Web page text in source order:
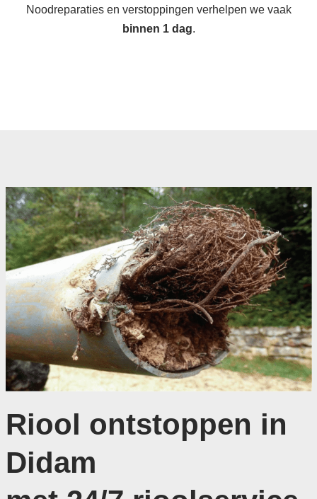
Noodreparaties en verstoppingen verhelpen we vaak
binnen 1 dag.
Riool ontstoppen in
Didam